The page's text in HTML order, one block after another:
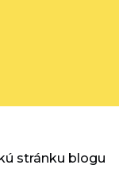
stránku blogu